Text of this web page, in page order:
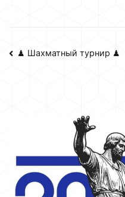
Навигация
♟ Шахматный турнир ♟